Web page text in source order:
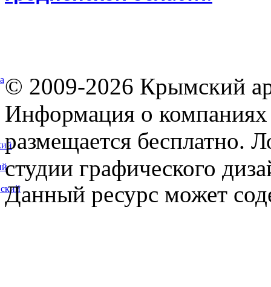
© 2009-2026 Крымский
Информация о компаниях
размещается бесплатно.
студии графического
Данный ресурс может